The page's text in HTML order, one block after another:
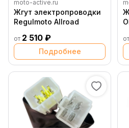
moto-active.ru
Жгут электропроводки
Regulmoto Allroad
от 2 510 ₽
Подробнее
от